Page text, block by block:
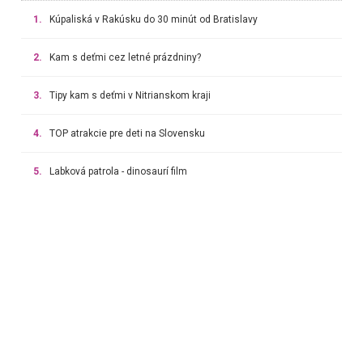
1. Kúpaliská v Rakúsku do 30 minút od Bratislavy
2. Kam s deťmi cez letné prázdniny?
3. Tipy kam s deťmi v Nitrianskom kraji
4. TOP atrakcie pre deti na Slovensku
5. Labková patrola - dinosaurí film